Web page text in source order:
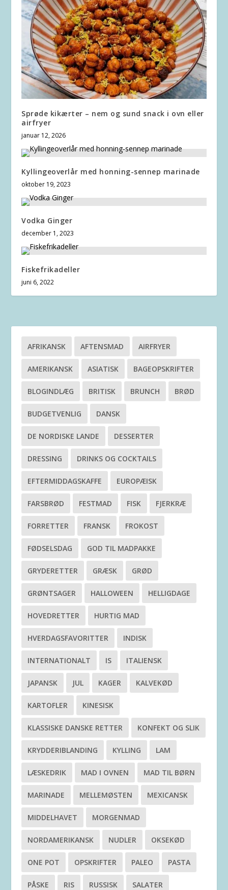
Sprøde kikærter – nem og sund snack i ovn eller
airfryer
januar 12, 2026
Kyllingeoverlår med honning-sennep marinade
oktober 19, 2023
Vodka Ginger
december 1, 2023
Fiskefrikadeller
juni 6, 2022
AFRIKANSK AFTENSMAD AIRFRYER
AMERIKANSK ASIATISK BAGEOPSKRIFTER
BLOGINDLÆG BRITISK BRUNCH BRØD
BUDGETVENLIG DANSK
DE NORDISKE LANDE DESSERTER
DRESSING DRINKS OG COCKTAILS
EFTERMIDDAGSKAFFE EUROPÆISK
FARSBRØD FESTMAD FISK FJERKRÆ
FORRETTER FRANSK FROKOST
FØDSELSDAG GOD TIL MADPAKKE
GRYDERETTER GRÆSK GRØD
GRØNTSAGER HALLOWEEN HELLIGDAGE
HOVEDRETTER HURTIG MAD
HVERDAGSFAVORITTER INDISK
INTERNATIONALT IS ITALIENSK
JAPANSK JUL KAGER KALVEKØD
KARTOFLER KINESISK
KLASSISKE DANSKE RETTER KONFEKT OG SLIK
KRYDDERIBLANDING KYLLING LAM
LÆSKEDRIK MAD I OVNEN MAD TIL BØRN
MARINADE MELLEMØSTEN MEXICANSK
MIDDELHAVET MORGENMAD
NORDAMERIKANSK NUDLER OKSEKØD
ONE POT OPSKRIFTER PALEO PASTA
PÅSKE RIS RUSSISK SALATER